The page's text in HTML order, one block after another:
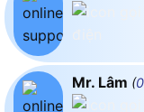
Mr. Lâm (